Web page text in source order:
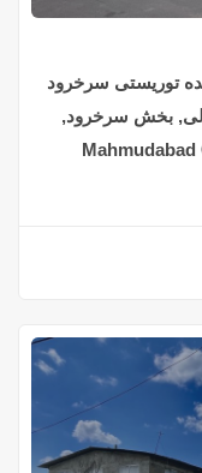
بخش سرخرود,